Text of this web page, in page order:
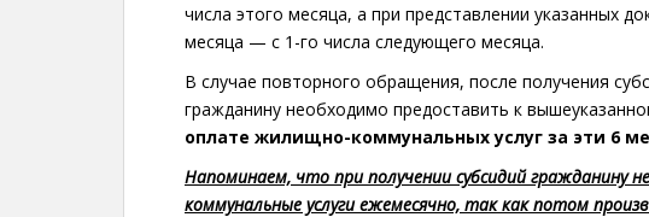
числа этого месяца, а при представлении указанных
месяца — с 1-го числа следующего месяца.
В случае повторного обращения, после получения
гражданину необходимо предоставить к
оплате жилищно-коммунальных услуг за эти 6
Напоминаем, что при получении субсидий гражданину
коммунальные услуги ежемесячно, так как потом